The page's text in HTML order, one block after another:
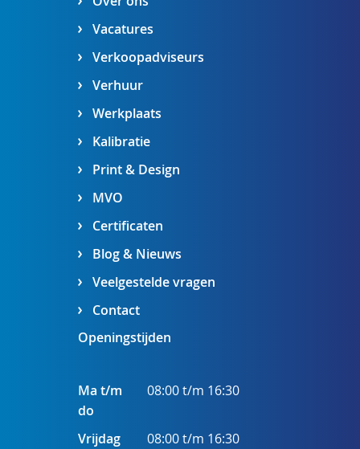
Vacatures
Verkoopadviseurs
Verhuur
Werkplaats
Kalibratie
Print & Design
MVO
Certificaten
Blog & Nieuws
Veelgestelde vragen
Contact
Openingstijden
Ma t/m
do
08:00 t/m 16:30
Vrijdag
08:00 t/m 16:30